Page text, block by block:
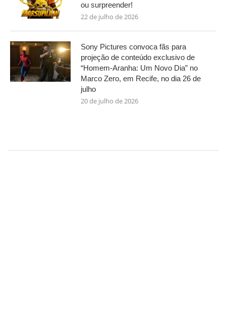
ou surpreender!
22 de julho de 2026
Sony Pictures convoca fãs para
projeção de conteúdo exclusivo de
“Homem-Aranha: Um Novo Dia” no
Marco Zero, em Recife, no dia 26 de
julho
20 de julho de 2026